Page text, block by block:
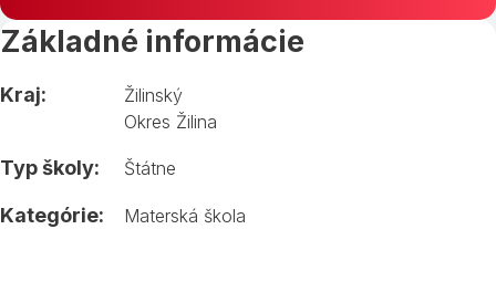
Základné informácie
Kraj:
Žilinský
Okres Žilina
Typ školy: Štátne
Kategórie: Materská škola